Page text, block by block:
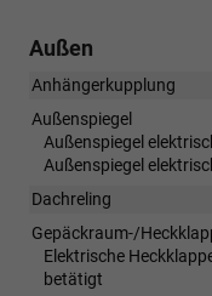
Außen
Anhängerkupplung
Außenspiegel
Außenspiegel
Außenspiegel
Dachreling
Gepäckraum-/
Elektrische
betätigt